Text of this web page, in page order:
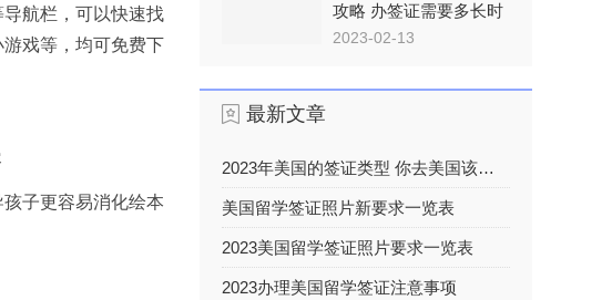
航栏，可以快速找
戏等，均可免费下
子更容易消化绘本
攻略 办签证需要多长时
间
2023-02-13
最新文章
2023年美国的签证类型 你去美国该办什么签证
美国留学签证照片新要求一览表
2023美国留学签证照片要求一览表
2023办理美国留学签证注意事项